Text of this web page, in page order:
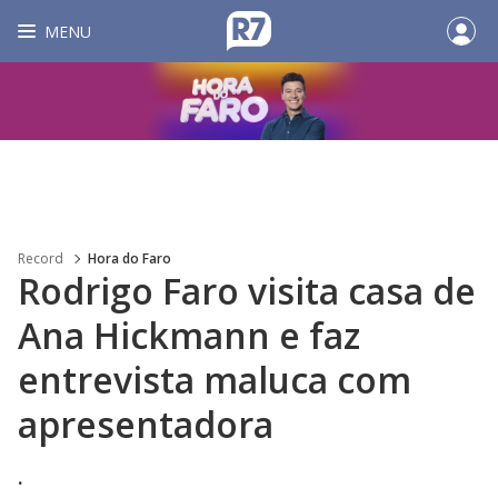
MENU
Record Hora do Faro
Rodrigo Faro visita casa de
Ana Hickmann e faz
entrevista maluca com
apresentadora
.